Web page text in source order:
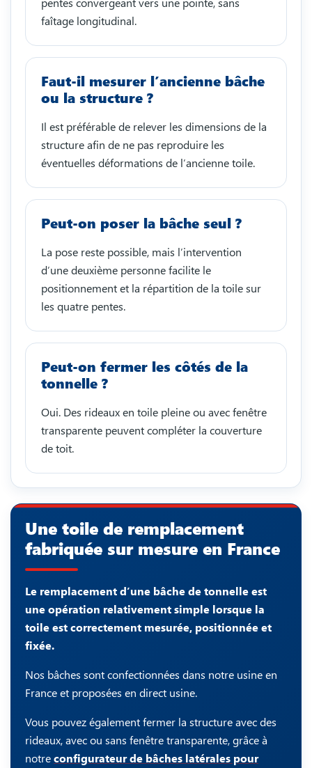
faîtage longitudinal.
Faut-il mesurer l’ancienne bâche
ou la structure ?
Il est préférable de relever les dimensions de la
structure afin de ne pas reproduire les
éventuelles déformations de l’ancienne toile.
Peut-on poser la bâche seul ?
La pose reste possible, mais l’intervention
d’une deuxième personne facilite le
positionnement et la répartition de la toile sur
les quatre pentes.
Peut-on fermer les côtés de la
tonnelle ?
Oui. Des rideaux en toile pleine ou avec fenêtre
transparente peuvent compléter la couverture
de toit.
Une toile de remplacement
fabriquée sur mesure en France
Le remplacement d’une bâche de tonnelle est
une opération relativement simple lorsque la
toile est correctement mesurée, positionnée et
fixée.
Nos bâches sont confectionnées dans notre usine en
France et proposées en direct usine.
Vous pouvez également fermer la structure avec des
rideaux, avec ou sans fenêtre transparente, grâce à
notreconfigurateur de bâches latérales pour